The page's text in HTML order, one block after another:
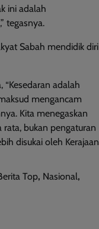
ini adalah
tegasnya.
Sabah mendidik diri
“Kesedaran adalah
mengancam
Kita menegaskan
bukan pengaturan
disukai oleh Kerajaan
Top, Nasional,